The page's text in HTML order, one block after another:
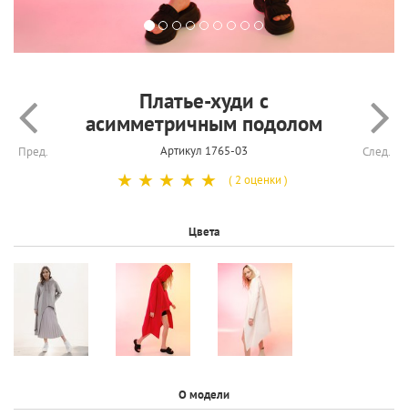
Пред.
Платье-худи с
асимметричным подолом
Артикул 1765-03 След.
☆
☆
☆
☆
☆ ( 2 оценки )
Цвета
О модели